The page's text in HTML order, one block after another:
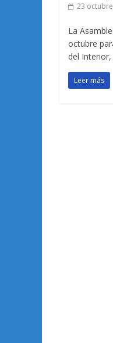
23
La
octubre
del
Leer más